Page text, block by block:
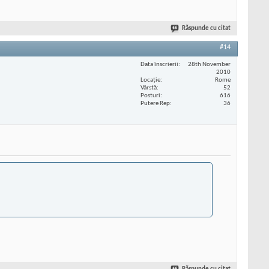
Răspunde cu citat
#14
Data înscrierii
28th November
2010
Locaţie
Rome
Vârstă
52
Posturi
616
Putere Rep
36